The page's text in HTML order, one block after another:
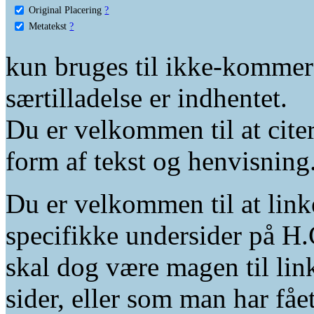
Original Placering ?
Metatekst ?
kun bruges til ikke-
særtilladelse er indhentet.
Du er velkommen til at
form af tekst og
Du er velkommen til at
specifikke undersider på
skal dog være magen til
sider, eller som man har